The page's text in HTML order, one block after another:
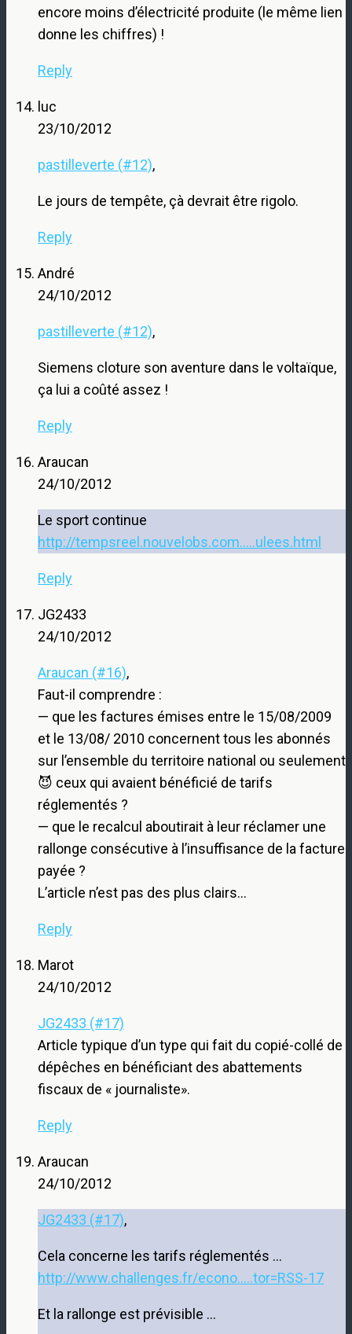
encore moins d’électricité produite (le même lien
donne les chiffres) !
Reply
luc
23/10/2012
pastilleverte (#12),
Le jours de tempête, çà devrait être rigolo.
Reply
André
24/10/2012
pastilleverte (#12),
Siemens cloture son aventure dans le voltaïque,
ça lui a coûté assez !
Reply
Araucan
24/10/2012
Le sport continue
http://tempsreel.nouvelobs.com.....ulees.html
Reply
JG2433
24/10/2012
Araucan (#16),
Faut-il comprendre :
— que les factures émises entre le 15/08/2009
et le 13/08/ 2010 concernent tous les abonnés
sur l’ensemble du territoire national ou seulement
😈 ceux qui avaient bénéficié de tarifs
réglementés ?
— que le recalcul aboutirait à leur réclamer une
rallonge consécutive à l’insuffisance de la facture
payée ?
L’article n’est pas des plus clairs…
Reply
Marot
24/10/2012
JG2433 (#17)
Article typique d’un type qui fait du copié-collé de
dépêches en bénéficiant des abattements
fiscaux de « journaliste».
Reply
Araucan
24/10/2012
JG2433 (#17),
Cela concerne les tarifs réglementés …
http://www.challenges.fr/econo.....tor=RSS-17
Et la rallonge est prévisible …